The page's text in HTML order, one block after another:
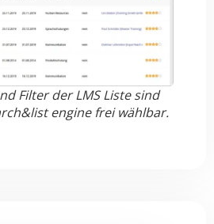
Filter der LMS Liste sind
engine frei wählbar.